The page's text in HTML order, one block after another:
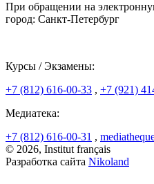
При обращении на
город: Санкт-Петербург
Курсы / Экзамены:
+7 (812) 616-00-33 , +7 (921)
Медиатека:
+7 (812) 616-00-31 ,
© 2026, Institut français
Разработка сайта Nikoland